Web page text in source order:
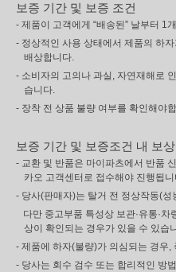
보증 기간 및 보증 조건
- 제품이 고객에게 “배송된” 날부터 1
- 정상적인 사용 상태에서 제품의 하
배상합니다.
- 소비자의 고의나 과실, 자연재해로
습니다.
- 장착 전 상품 불량 여부를 확인해야
보증 기간 및 보증조건 내 보
- 교환 및 반품은 마이파츠에서 반품
카오 고객센터로 접수해야 진행됩
- 당사(판매자)는 탈거 전 정상작동(
다만 중고부품 특성상 보관·유통·차
상이 확인되는 경우가 있을 수 있습
- 제품에 하자(불량)가 의심되는 경우
- 당사는 회수 검수 또는 합리적인 방